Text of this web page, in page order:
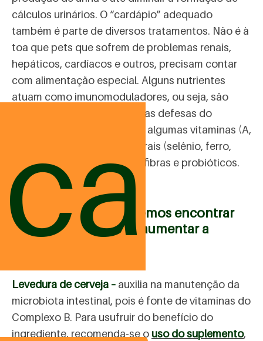
cálculos urinários. O “cardápio” adequado
também é parte de diversos tratamentos. Não é à
toa que pets que sofrem de problemas renais,
hepáticos, cardíacos e outros, precisam contar
com alimentação especial. Alguns nutrientes
atuam como imunomoduladores, ou seja, são
responsáveis por aumentar as defesas do
organismo. Entre eles estão algumas vitaminas (A,
B6, ácido fólico C e E), minerais (selênio, ferro,
cobre, zinco ômegas 3 e 6), fibras e probióticos.
Quer saber onde podemos encontrar
estes benefícios para aumentar a
Levedura de cerveja – auxilia na manutenção da
microbiota intestinal, pois é fonte de vitaminas do
Complexo B. Para usufruir do benefício do
ingrediente, recomenda-se o uso do suplemento,